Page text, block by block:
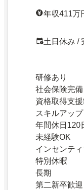
年収411万
土日休み /
研修あり
社会保険完備
資格取得支
スキルアップ
年間休日120
未経験OK
インセンティ
特別休暇
長期
第二新卒歓迎